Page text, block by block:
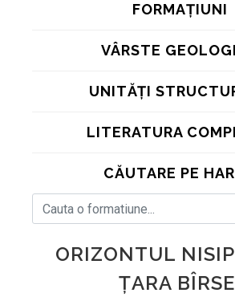
FORMAȚIUNI
VÂRSTE
UNITĂȚI
LITERATURA
CĂUTARE PE
ORIZONTUL
ŢARA